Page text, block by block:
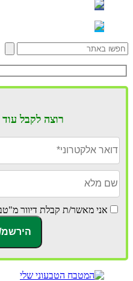
רוצה לקבל עוד
אני מאשר/ת קבלת דיוור